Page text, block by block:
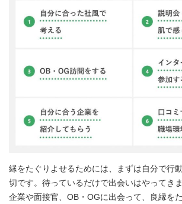
縁をたぐりよせるためには、まずは自分で行
切です。待っているだけで出会いはやってき
企業や面接官、OB・OGに出会って、良縁を